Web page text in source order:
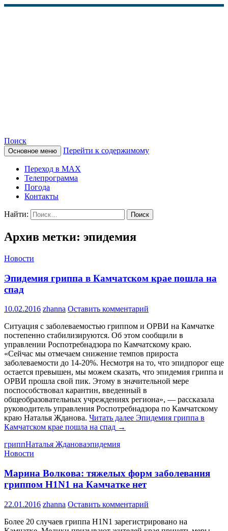
КАМЧАТСКОЕ
ИНФОРМАЦИОННОЕ
АГЕНТСТВО (КИА
«ВЕСТИ»)
Поиск
Основное меню Перейти к содержимому
Переход в MAX
Телепрограмма
Погода
Контакты
Найти:
Архив метки: эпидемия
Новости
Эпидемия гриппа в Камчатском крае пошла на
спад
10.02.2016 zhanna Оставить комментарий
Ситуация с заболеваемостью гриппом и ОРВИ на Камчатке
постепенно стабилизируются. Об этом сообщили в
управлении Роспотребнадзора по Камчатскому краю.
«Сейчас мы отмечаем снижение темпов прироста
заболеваемости до 14-20%. Несмотря на то, что эпидпорог еще
остается превышен, мы можем сказать, что эпидемия гриппа и
ОРВИ прошла свой пик. Этому в значительной мере
поспособствовал карантин, введенный в
общеобразовательных учреждениях региона», — рассказала
руководитель управления Роспотребнадзора по Камчатскому
краю Наталья Жданова. Читать далее Эпидемия гриппа в
Камчатском крае пошла на спад →
гриппНаталья Ждановаэпидемия
Новости
Марина Волкова: тяжелых форм заболевания
гриппом H1N1 на Камчатке нет
22.01.2016 zhanna Оставить комментарий
Более 20 случаев гриппа H1N1 зарегистрировано на